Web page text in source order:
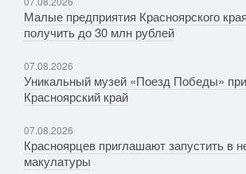
Малые предприятия Красноярского
получить до 30 млн рублей
07.08.2026
Уникальный музей «Поезд Победы»
Красноярский край
07.08.2026
Красноярцев приглашают запустить в
макулатуры